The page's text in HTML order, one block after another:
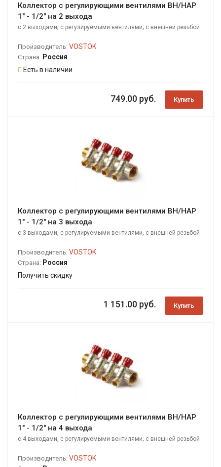
Коллектор с регулирующими вентилями ВН/НАР
1" - 1/2" на 2 выхода
с 2 выходами, с регулируемыми вентилями, с внешней резьбой
Производитель: VOSTOK
Страна: Россия
Есть в наличии
749.00 руб. Купить
Коллектор с регулирующими вентилями ВН/НАР
1" - 1/2" на 3 выхода
с 3 выходами, с регулируемыми вентилями, с внешней резьбой
Производитель: VOSTOK
Страна: Россия
Получить скидку
1 151.00 руб. Купить
Коллектор с регулирующими вентилями ВН/НАР
1" - 1/2" на 4 выхода
с 4 выходами, с регулируемыми вентилями, с внешней резьбой
Производитель: VOSTOK